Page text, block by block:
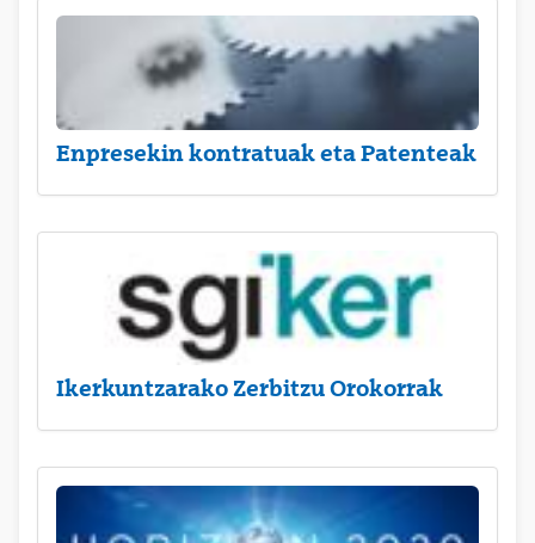
Enpresekin kontratuak eta Patenteak
Ikerkuntzarako Zerbitzu Orokorrak